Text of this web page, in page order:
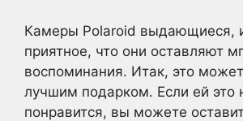
Камеры Polaroid выдающиеся,
приятное, что они оставляют
воспоминания. Итак, это
лучшим подарком. Если ей это
понравится, вы можете